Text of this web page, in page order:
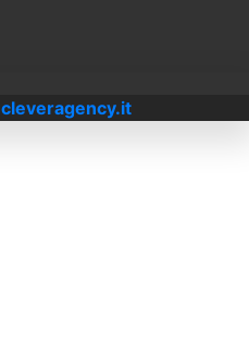
cleveragency.it